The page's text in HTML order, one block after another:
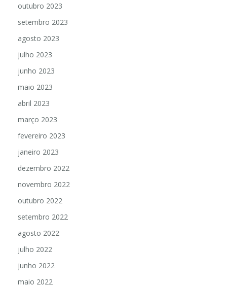
outubro 2023
setembro 2023
agosto 2023
julho 2023
junho 2023
maio 2023
abril 2023
março 2023
fevereiro 2023
janeiro 2023
dezembro 2022
novembro 2022
outubro 2022
setembro 2022
agosto 2022
julho 2022
junho 2022
maio 2022